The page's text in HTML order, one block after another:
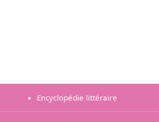
Encyclopédie littéraire